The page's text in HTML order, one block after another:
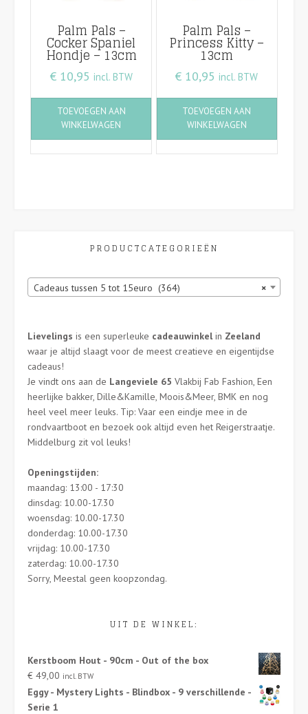
Palm Pals –
Cocker Spaniel
Hondje – 13cm
€10,95 incl. BTW
TOEVOEGEN AAN
WINKELWAGEN
Palm Pals –
Princess Kitty –
13cm
€ 10,95 incl. BTW
TOEVOEGEN AAN
WINKELWAGEN
PRODUCTCATEGORIEËN
×
Cadeaus tussen 5 tot 15euro (364)
Lievelings is een superleuke cadeauwinkelin Zeeland
waar je altijd slaagt voor de meest creatieve en eigentijdse
cadeaus!
Je vindt ons aan de Langeviele 65 Vlakbij Fab Fashion, Een
heerlijke bakker, Dille&Kamille, Moois&Meer, BMK en nog
heel veel meer leuks. Tip: Vaar een eindje mee in de
rondvaartboot en bezoek ook altijd even het Reigerstraatje.
Middelburg zit vol leuks!
Openingstijden:
maandag: 13:00 - 17:30
dinsdag: 10.00-17.30
woensdag: 10.00-17.30
donderdag: 10.00-17.30
vrijdag: 10.00-17.30
zaterdag: 10.00-17.30
Sorry, Meestal geen koopzondag.
UIT DE WINKEL:
Kerstboom Hout - 90cm - Out of the box
€ 49,00 incl. BTW
Eggy - Mystery Lights - Blindbox - 9 verschillende -
Serie 1